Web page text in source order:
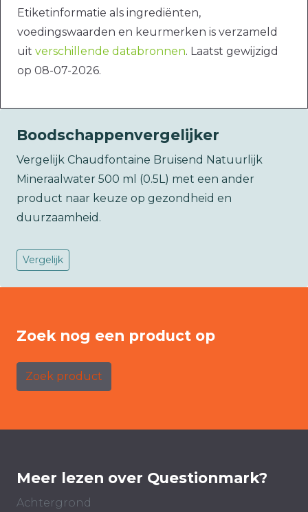
Etiketinformatie als ingrediënten,
voedingswaarden en keurmerken is verzameld
uit verschillende databronnen. Laatst gewijzigd
op 08-07-2026.
Boodschappenvergelijker
Vergelijk Chaudfontaine Bruisend Natuurlijk
Mineraalwater 500 ml (0.5L) met een ander
product naar keuze op gezondheid en
duurzaamheid.
Vergelijk
Zoek nog een product op
Zoek product
Meer lezen over Questionmark?
Achtergrond